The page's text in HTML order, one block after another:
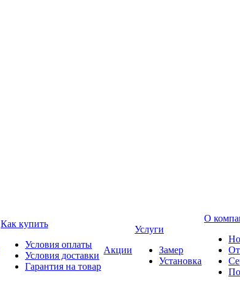
Как купить
Условия оплаты
Условия доставки
Гарантия на товар
Акции
Услуги
Замер
Установка
О